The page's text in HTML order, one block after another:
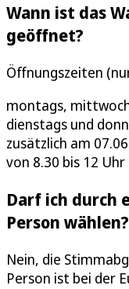
Wann ist das
geöffnet?
Öffnungszeiten
montags,
dienstags und
zusätzlich am
von 8.30 bis 12 Uhr
Darf ich durch
Person wählen?
Nein, die
Person ist bei der